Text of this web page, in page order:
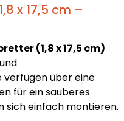
x 17,5 cm –
(1,8 x 17,5 cm)
verfügen über eine
für ein sauberes
sich einfach montieren.